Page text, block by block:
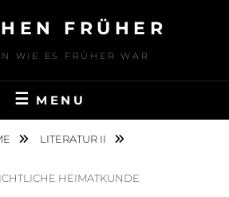
FRÜHER
WIE ES FRÜHER WAR
MENU
LITERATUR II
HEIMATKUNDE